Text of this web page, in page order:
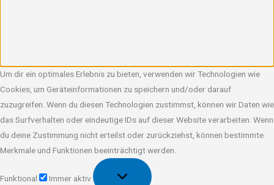
Um dir ein optimales Erlebnis zu bieten, verwenden wir Technologien wie
Cookies, um Geräteinformationen zu speichern und/oder darauf
zuzugreifen. Wenn du diesen Technologien zustimmst, können wir Daten wie
das Surfverhalten oder eindeutige IDs auf dieser Website verarbeiten. Wenn
du deine Zustimmung nicht erteilst oder zurückziehst, können bestimmte
Merkmale und Funktionen beeinträchtigt werden.
Funktional
Immer aktiv